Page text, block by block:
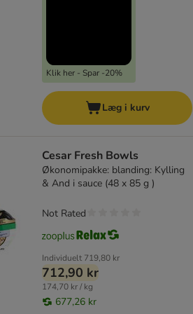
Klik her - Spar -20%
Læg i kurv
Cesar Fresh Bowls
Økonomipakke: blanding: Kylling
& And i sauce (48 x 85 g )
Individuelt 719,80 kr
712,90 kr
174,70 kr / kg
677,26 kr
Not Rated